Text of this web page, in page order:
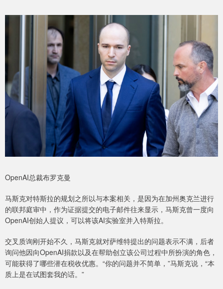
OpenAI总裁布罗克曼
马斯克对特斯拉的规划之所以与本案相关，是因为在加州奥克兰进行
的联邦庭审中，作为证据提交的电子邮件往来显示，马斯克曾一度向
OpenAI创始人提议，可以将该AI实验室并入特斯拉。
交叉质询刚开始不久，马斯克就对萨维特提出的问题表示不满，后者
询问他因向OpenAI捐款以及在帮助创立该公司过程中所扮演的角色，
可能获得了哪些潜在税收优惠。“你的问题并不简单，”马斯克说，“本
质上是在试图套我的话。”